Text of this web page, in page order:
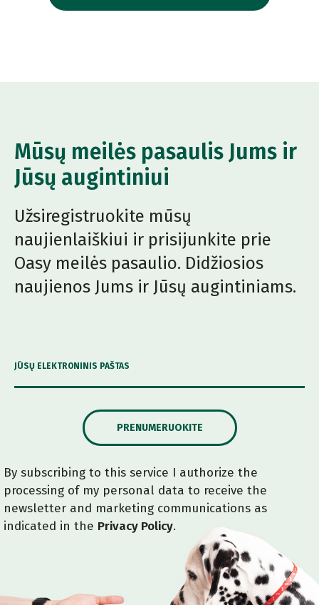
Mūsų meilės pasaulis Jums ir
Jūsų augintiniui
Užsiregistruokite mūsų
naujienlaiškiui ir prisijunkite prie
Oasy meilės pasaulio. Didžiosios
naujienos Jums ir Jūsų augintiniams.
JŪSŲ ELEKTRONINIS PAŠTAS
PRENUMERUOKITE
By subscribing to this service I authorize the
processing of my personal data to receive the
newsletter and marketing communications as
indicated in the Privacy Policy.